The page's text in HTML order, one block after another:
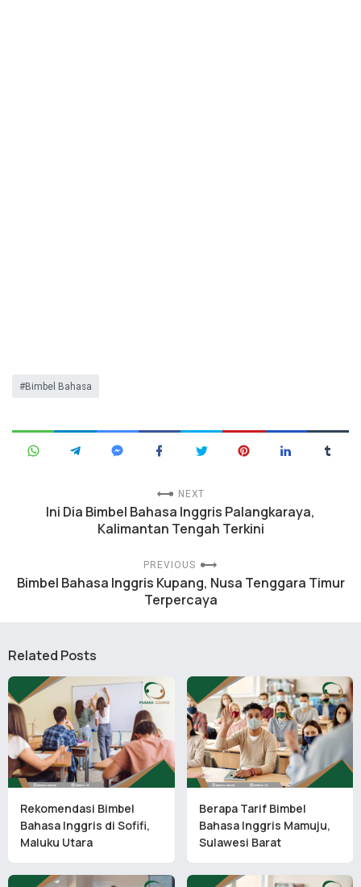
Bimbel Bahasa
NEXT
Ini Dia Bimbel Bahasa Inggris Palangkaraya,
Kalimantan Tengah Terkini
PREVIOUS
Bimbel Bahasa Inggris Kupang, Nusa Tenggara Timur
Terpercaya
Related Posts
Rekomendasi Bimbel
Bahasa Inggris di Sofifi,
Maluku Utara
Berapa Tarif Bimbel
Bahasa Inggris Mamuju,
Sulawesi Barat